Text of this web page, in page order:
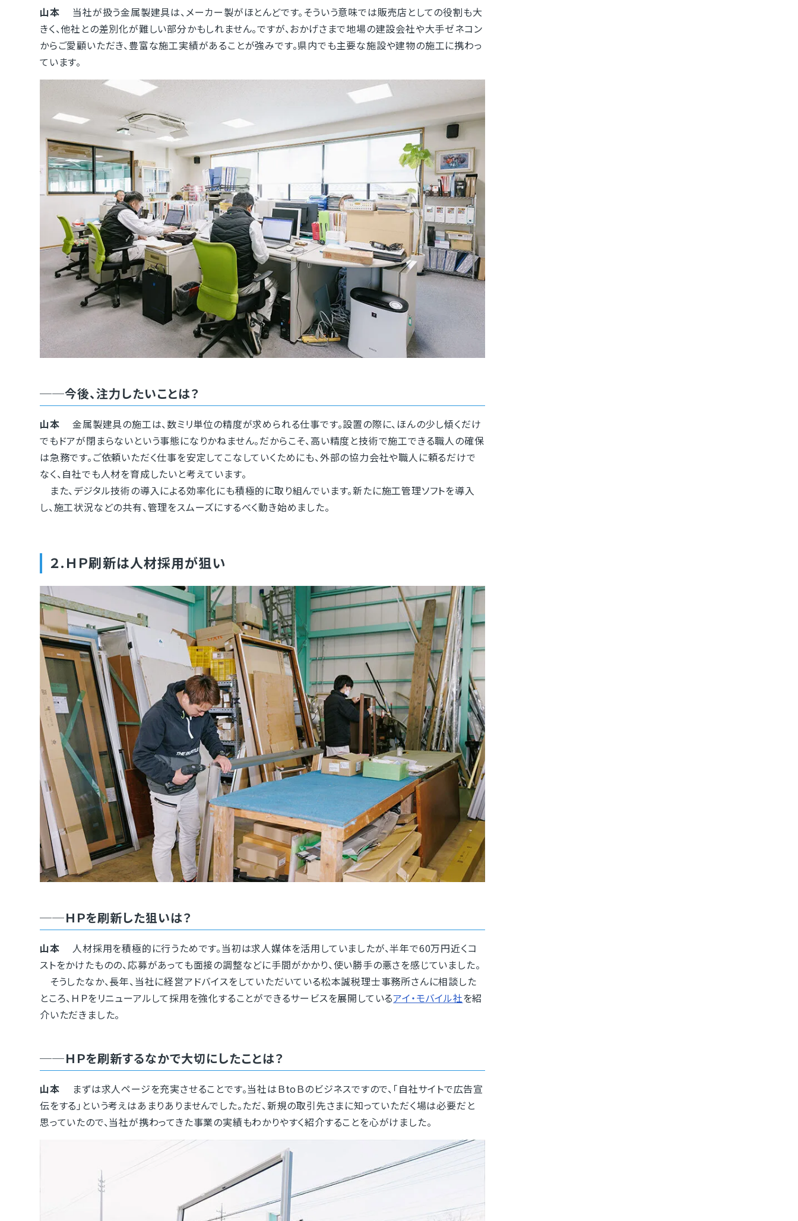
山本 当社が扱う金属製建具は、メーカー製がほとんどです。そういう意味では販売店としての役割も大
きく、他社との差別化が難しい部分かもしれません。ですが、おかげさまで地場の建設会社や大手ゼネコン
からご愛顧いただき、豊富な施工実績があることが強みです。県内でも主要な施設や建物の施工に携わっ
ています。
──今後、注力したいことは？
山本 金属製建具の施工は、数ミリ単位の精度が求められる仕事です。設置の際に、ほんの少し傾くだけ
でもドアが閉まらないという事態になりかねません。だからこそ、高い精度と技術で施工できる職人の確保
は急務です。ご依頼いただく仕事を安定してこなしていくためにも、外部の協力会社や職人に頼るだけで
なく、自社でも人材を育成したいと考えています。
また、デジタル技術の導入による効率化にも積極的に取り組んでいます。新たに施工管理ソフトを導入
し、施工状況などの共有、管理をスムーズにするべく動き始めました。
２.ＨＰ刷新は人材採用が狙い
──ＨＰを刷新した狙いは？
山本 人材採用を積極的に行うためです。当初は求人媒体を活用していましたが、半年で60万円近くコ
ストをかけたものの、応募があっても面接の調整などに手間がかかり、使い勝手の悪さを感じていました。
そうしたなか、長年、当社に経営アドバイスをしていただいている松本誠税理士事務所さんに相談した
ところ、ＨＰをリニューアルして採用を強化することができるサービスを展開しているアイ・モバイル社を紹
介いただきました。
──ＨＰを刷新するなかで大切にしたことは？
山本 まずは求人ページを充実させることです。当社はＢtoＢのビジネスですので、「自社サイトで広告宣
伝をする」という考えはあまりありませんでした。ただ、新規の取引先さまに知っていただく場は必要だと
思っていたので、当社が携わってきた事業の実績もわかりやすく紹介することを心がけました。